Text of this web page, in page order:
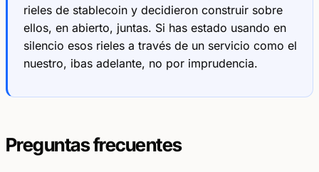
rieles de stablecoin y decidieron construir sobre
ellos, en abierto, juntas. Si has estado usando en
silencio esos rieles a través de un servicio como el
nuestro, ibas adelante, no por imprudencia.
Preguntas frecuentes